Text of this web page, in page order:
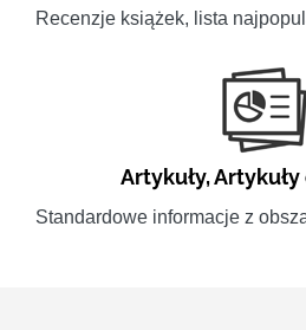
Recenzje książek, lista
Artykuły,Artykuły
Standardowe informacje z